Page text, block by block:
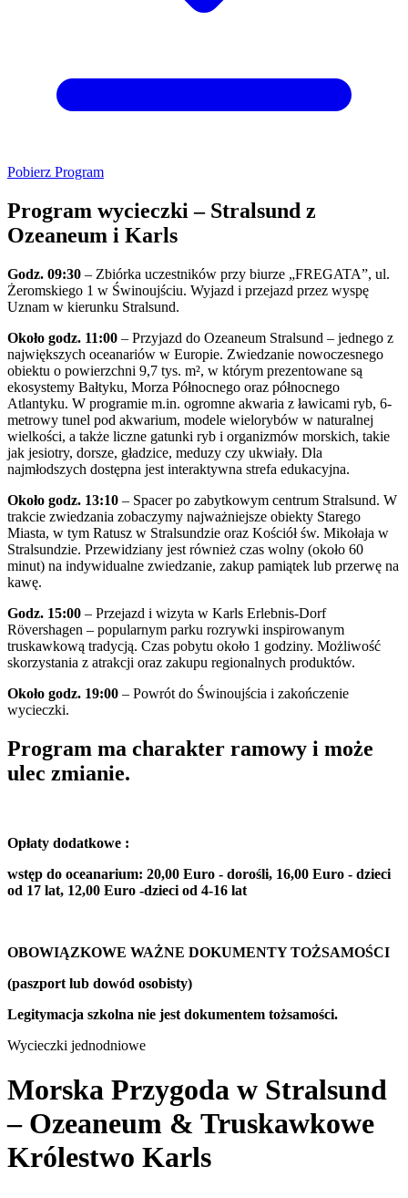
Pobierz Program
Program wycieczki – Stralsund z
Ozeaneum i Karls
Godz. 09:30 – Zbiórka uczestników przy biurze „FREGATA”, ul.
Żeromskiego 1 w Świnoujściu. Wyjazd i przejazd przez wyspę
Uznam w kierunku Stralsund.
Około godz. 11:00 – Przyjazd do Ozeaneum Stralsund – jednego z
największych oceanariów w Europie. Zwiedzanie nowoczesnego
obiektu o powierzchni 9,7 tys. m², w którym prezentowane są
ekosystemy Bałtyku, Morza Północnego oraz północnego
Atlantyku. W programie m.in. ogromne akwaria z ławicami ryb, 6-
metrowy tunel pod akwarium, modele wielorybów w naturalnej
wielkości, a także liczne gatunki ryb i organizmów morskich, takie
jak jesiotry, dorsze, gładzice, meduzy czy ukwiały. Dla
najmłodszych dostępna jest interaktywna strefa edukacyjna.
Około godz. 13:10 – Spacer po zabytkowym centrum Stralsund. W
trakcie zwiedzania zobaczymy najważniejsze obiekty Starego
Miasta, w tym Ratusz w Stralsundzie oraz Kościół św. Mikołaja w
Stralsundzie. Przewidziany jest również czas wolny (około 60
minut) na indywidualne zwiedzanie, zakup pamiątek lub przerwę na
kawę.
Godz. 15:00 – Przejazd i wizyta w Karls Erlebnis-Dorf
Rövershagen – popularnym parku rozrywki inspirowanym
truskawkową tradycją. Czas pobytu około 1 godziny. Możliwość
skorzystania z atrakcji oraz zakupu regionalnych produktów.
Około godz. 19:00 – Powrót do Świnoujścia i zakończenie
wycieczki.
Program ma charakter ramowy i może
ulec zmianie.
Opłaty dodatkowe :
wstęp do oceanarium: 20,00 Euro - dorośli, 16,00 Euro - dzieci
od 17 lat, 12,00 Euro -dzieci od 4-16 lat
OBOWIĄZKOWE WAŻNE DOKUMENTY TOŻSAMOŚCI
(paszport lub dowód osobisty)
Legitymacja szkolna nie jest dokumentem tożsamości.
Wycieczki jednodniowe
Morska Przygoda w Stralsund
– Ozeaneum & Truskawkowe
Królestwo Karls